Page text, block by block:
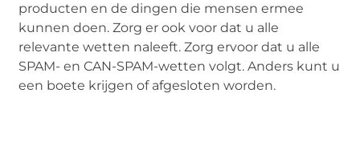
producten en de dingen die mensen ermee
kunnen doen. Zorg er ook voor dat u alle
relevante wetten naleeft. Zorg ervoor dat u alle
SPAM- en CAN-SPAM-wetten volgt. Anders kunt u
een boete krijgen of afgesloten worden.